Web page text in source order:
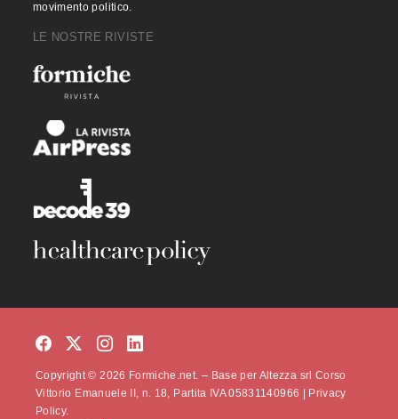
movimento politico.
LE NOSTRE RIVISTE
Copyright © 2026 Formiche.net. – Base per Altezza srl Corso
Vittorio Emanuele II, n. 18, Partita IVA 05831140966 |
Privacy
Policy.